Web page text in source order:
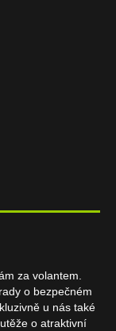
za volantem.
o bezpečném
u nás také
o atraktivní